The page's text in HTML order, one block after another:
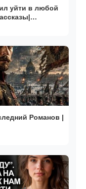
уйти в любой
Романов |